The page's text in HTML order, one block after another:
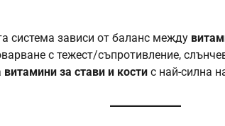
система зависи от баланс между
с тежест/съпротивление,
витамини за стави и кости с най-силна